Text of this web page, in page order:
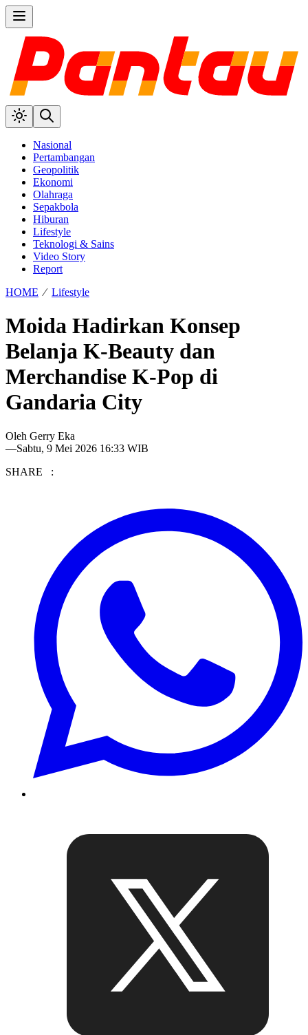
Nasional
Pertambangan
Geopolitik
Ekonomi
Olahraga
Sepakbola
Hiburan
Lifestyle
Teknologi & Sains
Video Story
Report
HOME ⁄ Lifestyle
Moida Hadirkan Konsep
Belanja K-Beauty dan
Merchandise K-Pop di
Gandaria City
Oleh Gerry Eka
—Sabtu, 9 Mei 2026 16:33 WIB
SHARE :